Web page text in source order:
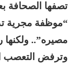
تصفها الصحافة
“موظفة مجرية
مصيره”.. ولكنها
وترفض التعصب